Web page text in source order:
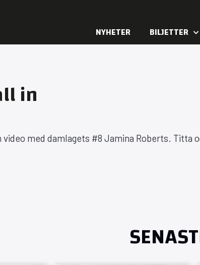
NYHETER BILJETTER
in
video med damlagets #8 Jamina Roberts. Titta